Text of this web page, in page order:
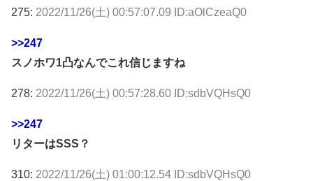
275: 2022/11/26(土) 00:57:07.09 ID:aOlCzeaQ0
>>247
スノホワ1凸なんでこれ信じますね
278: 2022/11/26(土) 00:57:28.60 ID:sdbVQHsQ0
>>247
リターはSSS？
310: 2022/11/26(土) 01:00:12.54 ID:sdbVQHsQ0